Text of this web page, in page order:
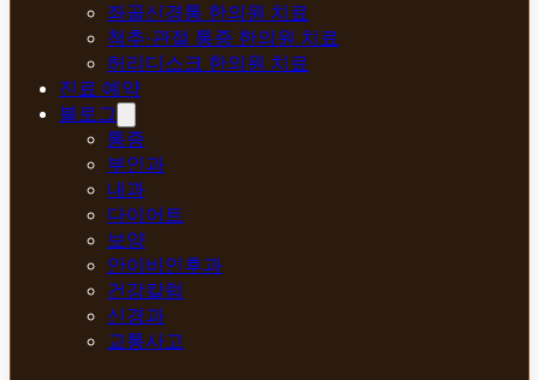
좌골신경통 한의원 치료
척추·관절 통증 한의원 치료
허리디스크 한의원 치료
진료 예약
블로그
통증
부인과
내과
다이어트
보양
안이비인후과
건강칼럼
신경과
교통사고